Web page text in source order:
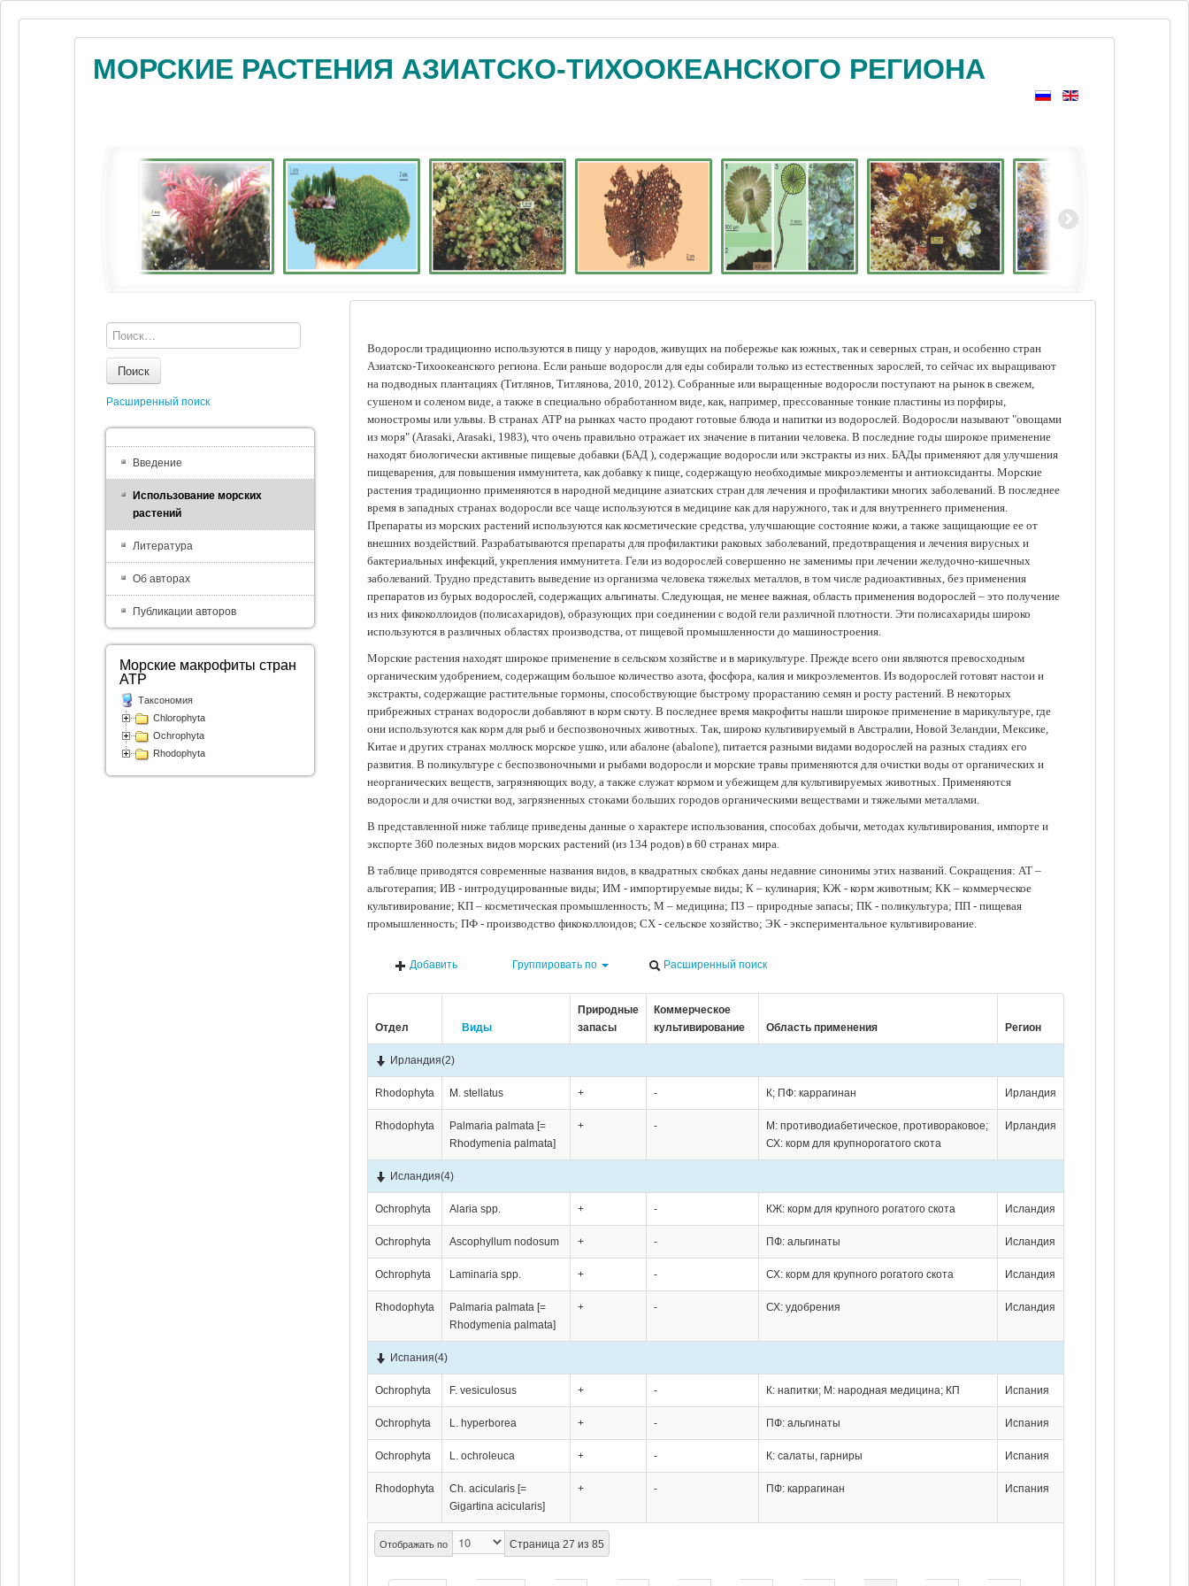
МОРСКИЕ РАСТЕНИЯ АЗИАТСКО-ТИХООКЕАНСКОГО РЕГИОНА
Водоросли традиционно используются в пищу у народов, живущих на побережье как южных, так и северных стран, и особенно стран
Азиатско-Тихоокеанского региона. Если раньше водоросли для еды собирали только из естественных зарослей, то сейчас их выращивают
на подводных плантациях (Tитлянов, Титлянова, 2010, 2012). Собранные или выращенные водоросли поступают на рынок в свежем,
сушеном и соленом виде, а также в специально обработанном виде, как, например, прессованные тонкие пластины из порфиры,
моностромы или ульвы. В странах АТР на рынках часто продают готовые блюда и напитки из водорослей. Водоросли называют "овощами
из моря" (Arasaki, Arasaki, 1983), что очень правильно отражает их значение в питании человека. В последние годы широкое применение
находят биологически активные пищевые добавки (БАД ), содержащие водоросли или экстракты из них. БАДы применяют для улучшения
пищеварения, для повышения иммунитета, как добавку к пище, содержащую необходимые микроэлементы и антиоксиданты. Морские
растения традиционно применяются в народной медицине азиатских стран для лечения и профилактики многих заболеваний. В последнее
время в западных странах водоросли все чаще используются в медицине как для наружного, так и для внутреннего применения.
Препараты из морских растений используются как косметические средства, улучшающие состояние кожи, а также защищающие ее от
внешних воздействий. Разрабатываются препараты для профилактики раковых заболеваний, предотвращения и лечения вирусных и
бактериальных инфекций, укрепления иммунитета. Гели из водорослей совершенно не заменимы при лечении желудочно-кишечных
заболеваний. Трудно представить выведение из организма человека тяжелых металлов, в том числе радиоактивных, без применения
препаратов из бурых водорослей, содержащих альгинаты. Следующая, не менее важная, область применения водорослей – это получение
из них фикоколлоидов (полисахаридов), образующих при соединении с водой гели различной плотности. Эти полисахариды широко
используются в различных областях производства, от пищевой промышленности до машиностроения.
Морские растения находят широкое применение в сельском хозяйстве и в марикультуре. Прежде всего они являются превосходным
органическим удобрением, содержащим большое количество азота, фосфора, калия и микроэлементов. Из водорослей готовят настои и
экстракты, содержащие растительные гормоны, способствующие быстрому прорастанию семян и росту растений. В некоторых
прибрежных странах водоросли добавляют в корм скоту. В последнее время макрофиты нашли широкое применение в марикультуре, где
они используются как корм для рыб и беспозвоночных животных. Так, широко культивируемый в Австралии, Новой Зеландии, Мексике,
Китае и других странах моллюск морское ушко, или абалоне (abalone), питается разными видами водорослей на разных стадиях его
развития. В поликультуре с беспозвоночными и рыбами водоросли и морские травы применяются для очистки воды от органических и
неорганических веществ, загрязняющих воду, а также служат кормом и убежищем для культивируемых животных. Применяются
водоросли и для очистки вод, загрязненных стоками больших городов органическими веществами и тяжелыми металлами.
В представленной ниже таблице приведены данные о характере использования, способах добычи, методах культивирования, импорте и
экспорте 360 полезных видов морских растений (из 134 родов) в 60 странах мира.
В таблице приводятся современные названия видов, в квадратных скобках даны недавние синонимы этих названий. Сокращения: АТ –
альготерапия; ИВ - интродуцированные виды; ИМ - импортируемые виды; К – кулинария; КЖ - корм животным; КК – коммерческое
культивирование; КП – косметическая промышленность; М – медицина; ПЗ – природные запасы; ПК - поликультура; ПП - пищевая
промышленность; ПФ - производство фикоколлоидов; СХ - сельское хозяйство; ЭК - экспериментальное культивирование.
Добавить Группировать по Расширенный поиск
Отдел Виды
Природные
запасы
Коммерческое
культивирование
Область применения Регион
Отображать по Страница 27 из 85
Ирландия(2)
Rhodophyta M. stellatus + - К; ПФ: каррагинан Ирландия
Rhodophyta
Palmaria palmata [=
Rhodymenia palmata]
+ -
М: противодиабетическое, противораковое;
СХ: корм для крупнорогатого скота
Ирландия
Исландия(4)
Ochrophyta Alaria spp. + - КЖ: корм для крупного рогатого скота Исландия
Ochrophyta Ascophyllum nodosum + - ПФ: альгинаты Исландия
Ochrophyta Laminaria spp. + - СХ: корм для крупного рогатого скота Исландия
Rhodophyta
Palmaria palmata [=
Rhodymenia palmata]
+ - СХ: удобрения Исландия
Испания(4)
Ochrophyta F. vesiculosus + - К: напитки; М: народная медицина; КП Испания
Ochrophyta L. hyperborea + - ПФ: альгинаты Испания
Ochrophyta L. ochroleuca + - К: салаты, гарниры Испания
Rhodophyta
Ch. acicularis [=
Gigartina acicularis]
+ - ПФ: каррагинан Испания
Поиск
Расширенный поиск
Введение
Использование морских
растений
Литература
Об авторах
Публикации авторов
Морские макрофиты стран
АТР
Таксономия
Chlorophyta
Ochrophyta
Rhodophyta